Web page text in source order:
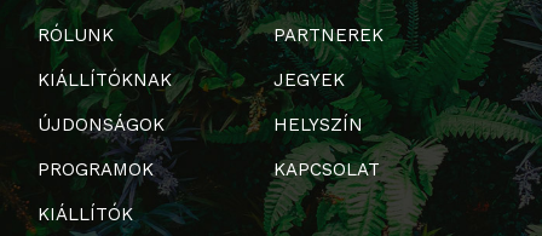
RÓLUNK
KIÁLLÍTÓKNAK
ÚJDONSÁGOK
PROGRAMOK
KIÁLLÍTÓK
PARTNEREK
JEGYEK
HELYSZÍN
KAPCSOLAT